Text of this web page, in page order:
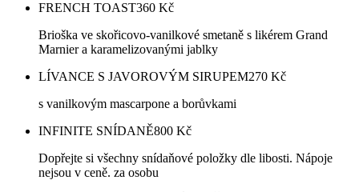
FRENCH TOAST360 Kč
Brioška ve skořicovo-vanilkové smetaně s likérem Grand
Marnier a karamelizovanými jablky
LÍVANCE S JAVOROVÝM SIRUPEM270 Kč
s vanilkovým mascarpone a borůvkami
INFINITE SNÍDANĚ800 Kč
Dopřejte si všechny snídaňové položky dle libosti. Nápoje
nejsou v ceně. za osobu